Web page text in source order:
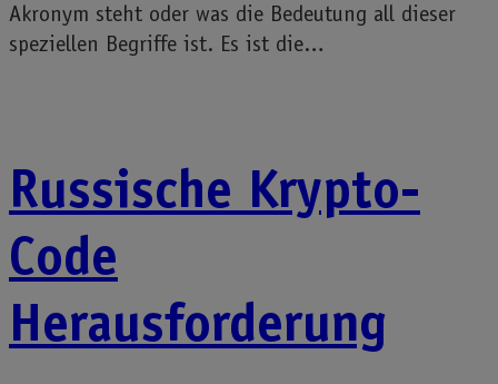
Akronym steht oder was die Bedeutung all dieser
speziellen Begriffe ist. Es ist die…
Russische Krypto-
Code
Herausforderung